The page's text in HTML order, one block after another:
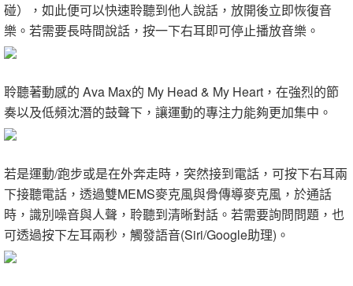
碰），如此便可以快速聆聽到他人說話，放開後立即恢復音
樂。若需要長時間說話，按一下右耳即可停止播放音樂。
聆聽著動感的 Ava Max的 My Head & My Heart，在強烈的節
奏以及低頻沈潛的鼓聲下，讓運動的專注力能夠更加集中。
若是運動/跑步或是在外奔走時，突然接到電話，可按下右耳兩
下接聽電話，透過雙MEMS麥克風與骨傳導麥克風，於通話
時，識別噪音與人聲，聆聽到清晰對話。若需要詢問問題，也
可透過按下左耳兩秒，觸發語音(Siri/Google助理)。